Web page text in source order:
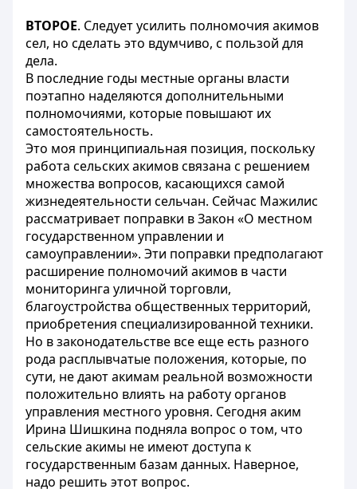
ВТОРОЕ. Следует усилить полномочия акимов
сел, но сделать это вдумчиво, с пользой для
дела.
В последние годы местные органы власти
поэтапно наделяются дополнительными
полномочиями, которые повышают их
самостоятельность.
Это моя принципиальная позиция, поскольку
работа сельских акимов связана с решением
множества вопросов, касающихся самой
жизнедеятельности сельчан. Сейчас Мажилис
рассматривает поправки в Закон «О местном
государственном управлении и
самоуправлении». Эти поправки предполагают
расширение полномочий акимов в части
мониторинга уличной торговли,
благоустройства общественных территорий,
приобретения специализированной техники.
Но в законодательстве все еще есть разного
рода расплывчатые положения, которые, по
сути, не дают акимам реальной возможности
положительно влиять на работу органов
управления местного уровня. Сегодня аким
Ирина Шишкина подняла вопрос о том, что
сельские акимы не имеют доступа к
государственным базам данных. Наверное,
надо решить этот вопрос.